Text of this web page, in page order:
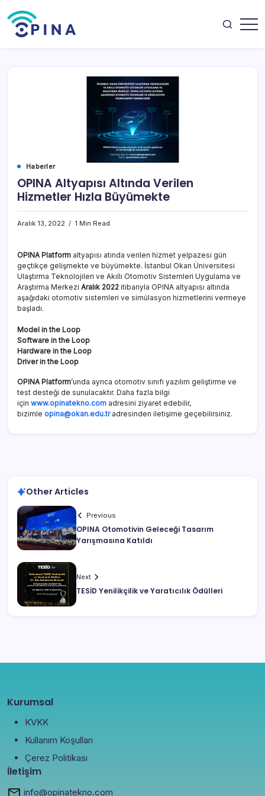
to
content
Haberler
OPINA Altyapısı Altında Verilen
Hizmetler Hızla Büyümekte
Aralık 13, 2022 1 Min Read
OPINA Platform altyapısı atında verilen hizmet yelpazesi gün
geçtikçe gelişmekte ve büyümekte. İstanbul Okan Üniversitesi
Ulaştırma Teknolojileri ve Akıllı Otomotiv Sistemleri Uygulama ve
Araştırma Merkezi Aralık 2022 itibarıyla OPINA altyapısı altında
aşağıdaki otomotiv sistemleri ve simülasyon hizmetlerini vermeye
başladı.
Model in the Loop
Software in the Loop
Hardware in the Loop
Driver in the Loop
OPINA Platform’unda ayrıca otomotiv sınıfı yazılım geliştirme ve
test desteği de sunulacaktır. Daha fazla bilgi
için www.opinatekno.com adresini ziyaret edebilir,
bizimle opina@okan.edu.tradresinden iletişime geçebilirsiniz.
Other Articles
Previous
OPINA Otomotivin Geleceği Tasarım
Yarışmasına Katıldı
Next
TESİD Yenilikçilik ve Yaratıcılık Ödülleri
Kurumsal
KVKK
Kullanım Koşulları
Çerez Politikası
İletişim
info@opinatekno.com